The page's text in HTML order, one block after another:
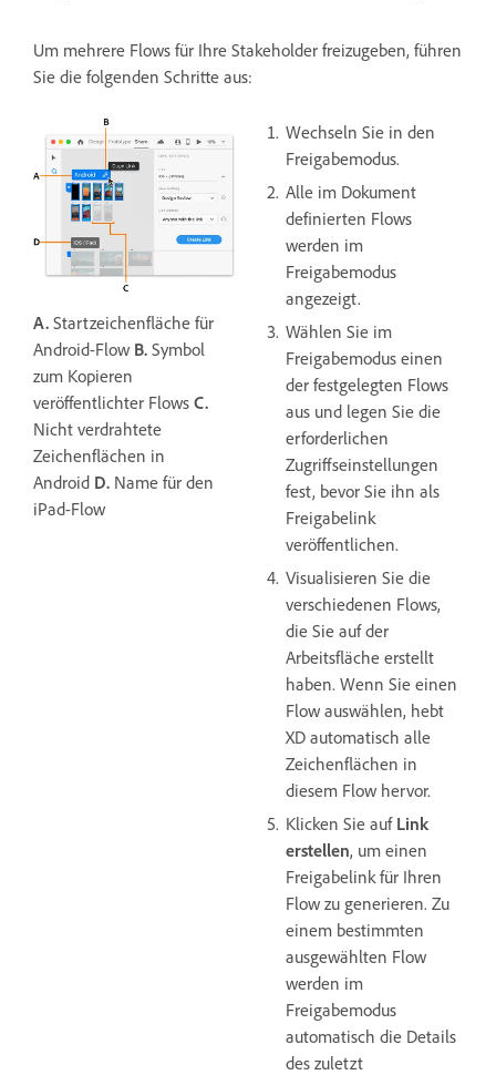
Um mehrere Flows für Ihre Stakeholder freizugeben, führen
Sie die folgenden Schritte aus:
Wechseln Sie in den
Freigabemodus.
Alle im Dokument
definierten Flows
werden im
Freigabemodus
angezeigt.
Wählen Sie im
Freigabemodus einen
der festgelegten Flows
aus und legen Sie die
erforderlichen
Zugriffseinstellungen
fest, bevor Sie ihn als
Freigabelink
veröffentlichen.
Visualisieren Sie die
verschiedenen Flows,
die Sie auf der
Arbeitsfläche erstellt
haben. Wenn Sie einen
Flow auswählen, hebt
XD automatisch alle
Zeichenflächen in
diesem Flow hervor.
Klicken Sie auf Link
erstellen, um einen
Freigabelink für Ihren
Flow zu generieren. Zu
einem bestimmten
ausgewählten Flow
werden im
Freigabemodus
automatisch die Details
des zuletzt
A. Startzeichenfläche für
Android-Flow B. Symbol
zum Kopieren
veröffentlichter Flows C.
Nicht verdrahtete
Zeichenflächen in
Android D. Name für den
iPad-Flow